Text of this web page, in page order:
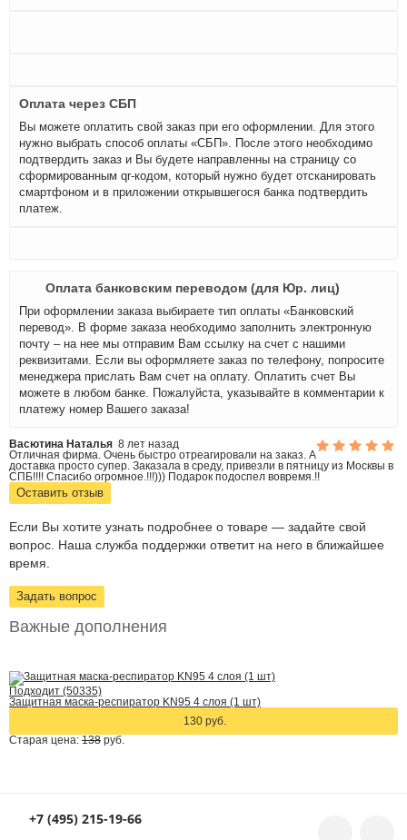
Оплата через СБП
Вы можете оплатить свой заказ при его оформлении. Для этого
нужно выбрать способ оплаты «СБП». После этого необходимо
подтвердить заказ и Вы будете направленны на страницу со
сформированным qr-кодом, который нужно будет отсканировать
смартфоном и в приложении открывшегося банка подтвердить
платеж.
Оплата банковским переводом (для Юр. лиц)
При оформлении заказа выбираете тип оплаты «Банковский
перевод». В форме заказа необходимо заполнить электронную
почту – на нее мы отправим Вам ссылку на счет с нашими
реквизитами. Если вы оформляете заказ по телефону, попросите
менеджера прислать Вам счет на оплату. Оплатить счет Вы
можете в любом банке. Пожалуйста, указывайте в комментарии к
платежу номер Вашего заказа!
Васютина Наталья 8 лет назад
Отличная фирма. Очень быстро отреагировали на заказ. А
доставка просто супер. Заказала в среду, привезли в пятницу из Москвы в
СПБ!!!! Спасибо огромное.!!!))) Подарок подоспел вовремя.!!
Оставить отзыв
Если Вы хотите узнать подробнее о товаре — задайте свой
вопрос. Наша служба поддержки ответит на него в ближайшее
время.
Задать вопрос
Важные дополнения
Подходит (50335)
Защитная маска-респиратор KN95 4 слоя (1 шт)
130 руб.
Старая цена: 138 руб.
+7 (495) 215-19-66